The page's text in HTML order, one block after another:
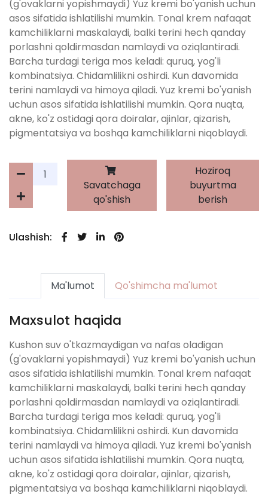
(g'ovaklarni yopishmaydi) Yuz kremi bo'yanish uchun
asos sifatida ishlatilishi mumkin. Tonal krem ​​nafaqat
kamchiliklarni maskalaydi, balki terini hech qanday
porlashni qoldirmasdan namlaydi va oziqlantiradi.
Barcha turdagi teriga mos keladi: quruq, yog'li
kombinatsiya. Chidamlilikni oshirdi. Kun davomida
terini namlaydi va himoya qiladi. Yuz kremi bo'yanish
uchun asos sifatida ishlatilishi mumkin. Qora nuqta,
akne, ko'z ostidagi qora doiralar, ajinlar, qizarish,
pigmentatsiya va boshqa kamchiliklarni niqoblaydi.
Savatchaga
qo'shish
Hoziroq
buyurtma
berish
Ulashish:
Ma'lumot Qo'shimcha ma'lumot
Maxsulot haqida
Kushon suv o'tkazmaydigan va nafas oladigan
(g'ovaklarni yopishmaydi) Yuz kremi bo'yanish uchun
asos sifatida ishlatilishi mumkin. Tonal krem ​​nafaqat
kamchiliklarni maskalaydi, balki terini hech qanday
porlashni qoldirmasdan namlaydi va oziqlantiradi.
Barcha turdagi teriga mos keladi: quruq, yog'li
kombinatsiya. Chidamlilikni oshirdi. Kun davomida
terini namlaydi va himoya qiladi. Yuz kremi bo'yanish
uchun asos sifatida ishlatilishi mumkin. Qora nuqta,
akne, ko'z ostidagi qora doiralar, ajinlar, qizarish,
pigmentatsiya va boshqa kamchiliklarni niqoblaydi.